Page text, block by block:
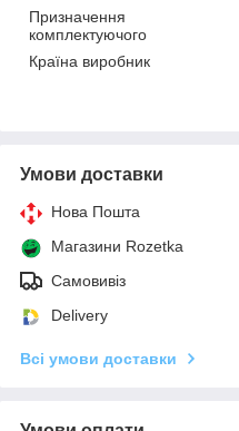
Призначення
комплектуючого
Країна виробник
Умови доставки
Нова Пошта
Магазини Rozetka
Самовивіз
Delivery
Всі умови доставки